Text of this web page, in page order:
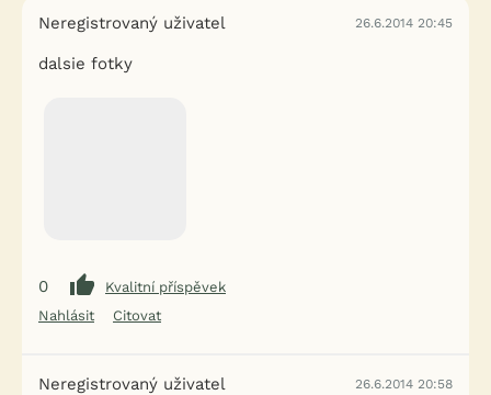
Neregistrovaný uživatel 26.6.2014 20:45
dalsie fotky
0
Kvalitní příspěvek
Nahlásit
Citovat
Neregistrovaný uživatel 26.6.2014 20:58